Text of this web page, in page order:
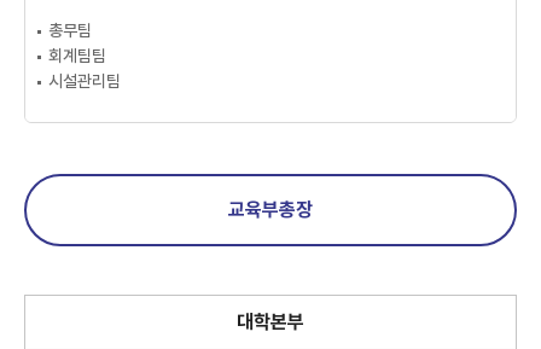
총무팀
회계팀팀
시설관리팀
교육부총장
대학본부